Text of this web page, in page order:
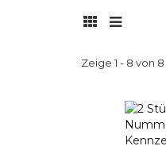
Zeige 1 - 8 von